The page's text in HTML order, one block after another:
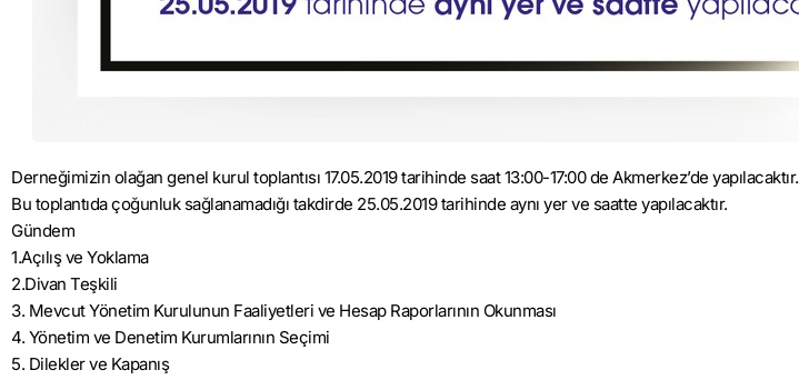
Derneğimizin olağan genel kurul toplantısı 17.05.2019 tarihinde saat 13:00-17:00 de Akmerkez’de yapılacaktır.
Bu toplantıda çoğunluk sağlanamadığı takdirde 25.05.2019 tarihinde aynı yer ve saatte yapılacaktır.
Gündem
1.Açılış ve Yoklama
2.Divan Teşkili
3. Mevcut Yönetim Kurulunun Faaliyetleri ve Hesap Raporlarının Okunması
4. Yönetim ve Denetim Kurumlarının Seçimi
5. Dilekler ve Kapanış